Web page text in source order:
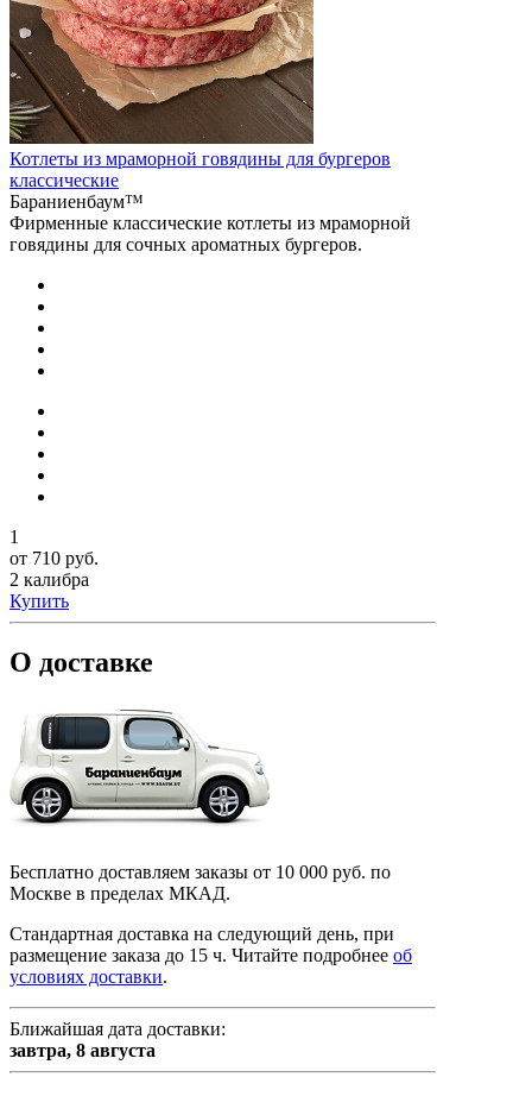
Котлеты из мраморной говядины для бургеров
классические
Бараниенбаум™
Фирменные классические котлеты из мраморной
говядины для сочных ароматных бургеров.
1
от 710 руб.
2 калибра
Купить
О доставке
Бесплатно доставляем заказы от 10 000 руб. по
Москве в пределах МКАД.
Стандартная доставка на следующий день, при
размещение заказа до 15 ч. Читайте подробнее об
условиях доставки.
Ближайшая дата доставки:
завтра, 8 августа